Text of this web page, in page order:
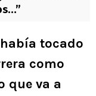
tocado
como
que va a